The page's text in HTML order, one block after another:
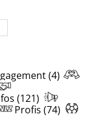
(4)
(121)
Profis (74)